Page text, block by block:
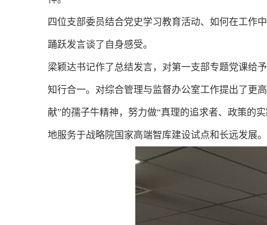
四位支部委员结合党史学习教育活动、如何在工作
踊跃发言谈了自身感受。
梁颖达书记作了总结发言，对第一支部专题党课给
知行合一。对综合管理与监督办公室工作提出了更
献”的孺子牛精神，努力做“真理的追求者、政策的
地服务于战略院国家高端智库建设试点和长远发展。